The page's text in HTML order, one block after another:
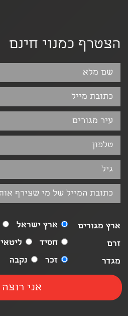
הצטרף כמנוי חינם
ארץ מגורים ארץ ישראל
זרם
חסיד ליטאי
מגדר
זכר נקבה